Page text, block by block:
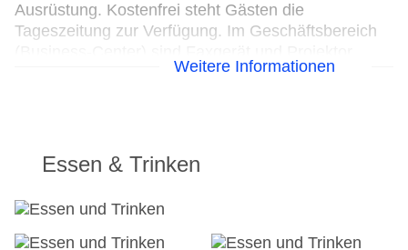
Ausrüstung. Kostenfrei steht Gästen die
Tageszeitung zur Verfügung. Im Geschäftsbereich
Check-in von: 15:00:00
Check-out bis: 12:00:00
Garage
Garten: ohne Gebühr
Weitere Informationen
Essen & Trinken